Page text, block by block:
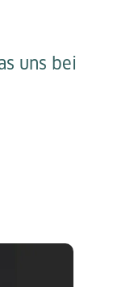
uns bei